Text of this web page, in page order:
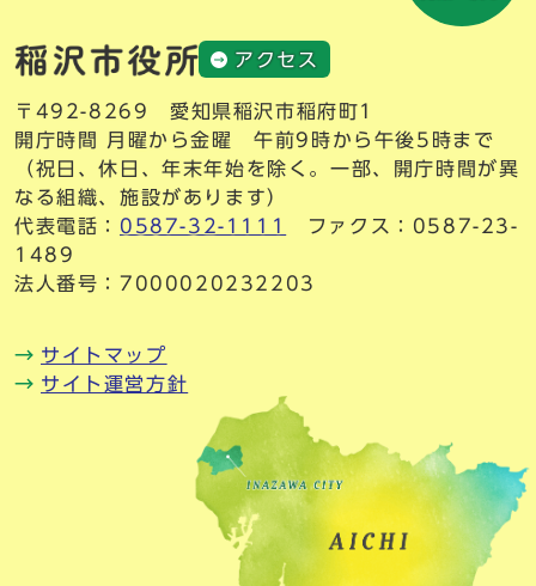
アクセス
〒492-8269 愛知県稲沢市稲府町1
開庁時間 月曜から金曜 午前9時から午後5時まで
（祝日、休日、年末年始を除く。一部、開庁時間が異
なる組織、施設があります）
代表電話： 0587-32-1111
ファクス：0587-23-
1489
法人番号：7000020232203
サイトマップ
サイト運営方針